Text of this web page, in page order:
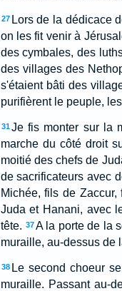
27 Lors de la dédicace
on les fit venir à
des cymbales, des
des villages des
s'étaient bâti des
purifièrent le peuple,
31 Je fis monter sur la
marche du côté droit
moitié des chefs de
de sacrificateurs avec
Michée, fils de Zaccur,
Juda et Hanani, avec
tête. 37A la porte de la
muraille, au-dessus de
38 Le second choeur
muraille. Passant au-